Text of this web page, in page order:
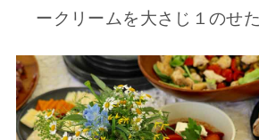
ークリームを大さじ１のせた